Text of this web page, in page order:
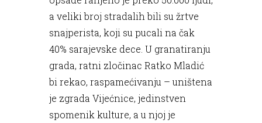
a veliki broj stradalih bili su žrtve
snajperista, koji su pucali na čak
40% sarajevske dece. U granatiranju
grada, ratni zločinac Ratko Mladić
bi rekao, raspamećivanju – uništena
je zgrada Vijećnice, jedinstven
spomenik kulture, a u njoj je